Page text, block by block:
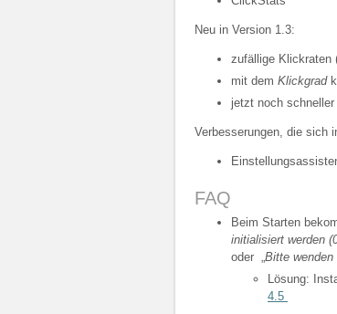
Neu in Version 1.3:
zufällige Klickraten
mit dem Klickgrad
jetzt noch
Verbesserungen, die sich
FAQ
Beim Starten
initialisiert werden
oder „ Bitte
Lösung:
4.5